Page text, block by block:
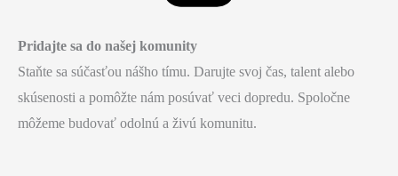
Pridajte sa do našej komunity
Staňte sa súčasťou nášho tímu. Darujte svoj čas, talent alebo
skúsenosti a pomôžte nám posúvať veci dopredu. Spoločne
môžeme budovať odolnú a živú komunitu.